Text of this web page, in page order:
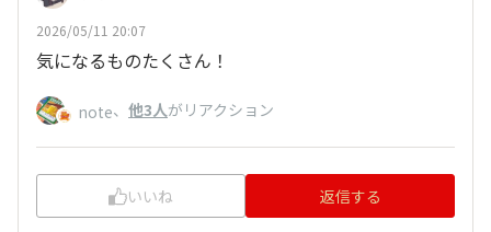
2026/05/11 20:07
気になるものたくさん！
note、 他3人がリアクション
いいね 返信する